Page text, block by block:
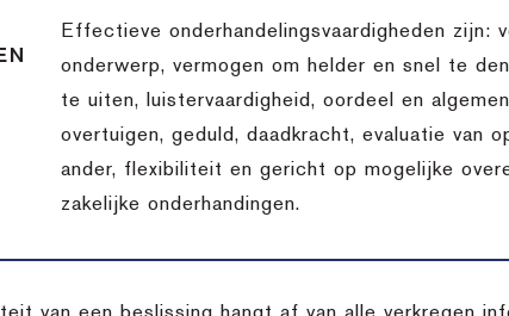
Effectieve onderhandelingsvaardigheden zijn:
onderwerp, vermogen om helder en snel te
te uiten, luistervaardigheid, oordeel en
overtuigen, geduld, daadkracht, evaluatie van
ander, flexibiliteit en gericht op mogelijke
zakelijke onderhandingen.